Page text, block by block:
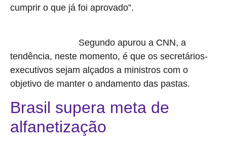
cumprir o que já foi aprovado”.
Segundo apurou a CNN, a
tendência, neste momento, é que os secretários-
executivos sejam alçados a ministros com o
objetivo de manter o andamento das pastas.
Brasil supera meta de
alfanetização